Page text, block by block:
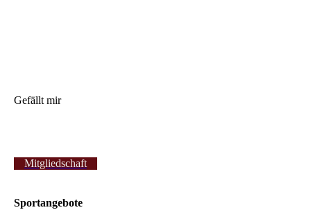
Gefällt mir
Mitgliedschaft
Sportangebote